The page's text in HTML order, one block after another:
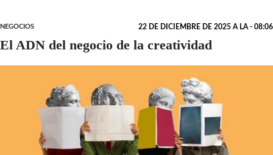
NEGOCIOS 22 DE DICIEMBRE DE 2025 A LA - 08:06
El ADN del negocio de la creatividad